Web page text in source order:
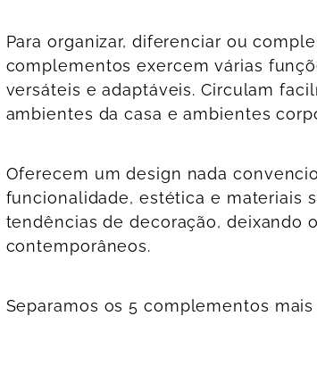
Para organizar, diferenciar ou
complementos exercem várias
versáteis e adaptáveis. Circulam
ambientes da casa e ambientes
Oferecem um design nada
funcionalidade, estética e materiais
tendências de decoração, deixando
contemporâneos.
Separamos os 5 complementos